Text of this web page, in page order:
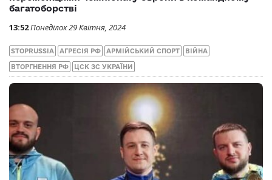
Другий день змагань: збірна ЗСУ здобуває золото
та срібло на чемпіонаті СІЗМ з плавання
09:38 Четвер 12 Грудня, 2024
STOPRUSSIA ВІЙНА ВТОРГНЕННЯ РФ ЦСК ЗС УКРАЇНИ
Армійські спортсмени-гімнасти стали